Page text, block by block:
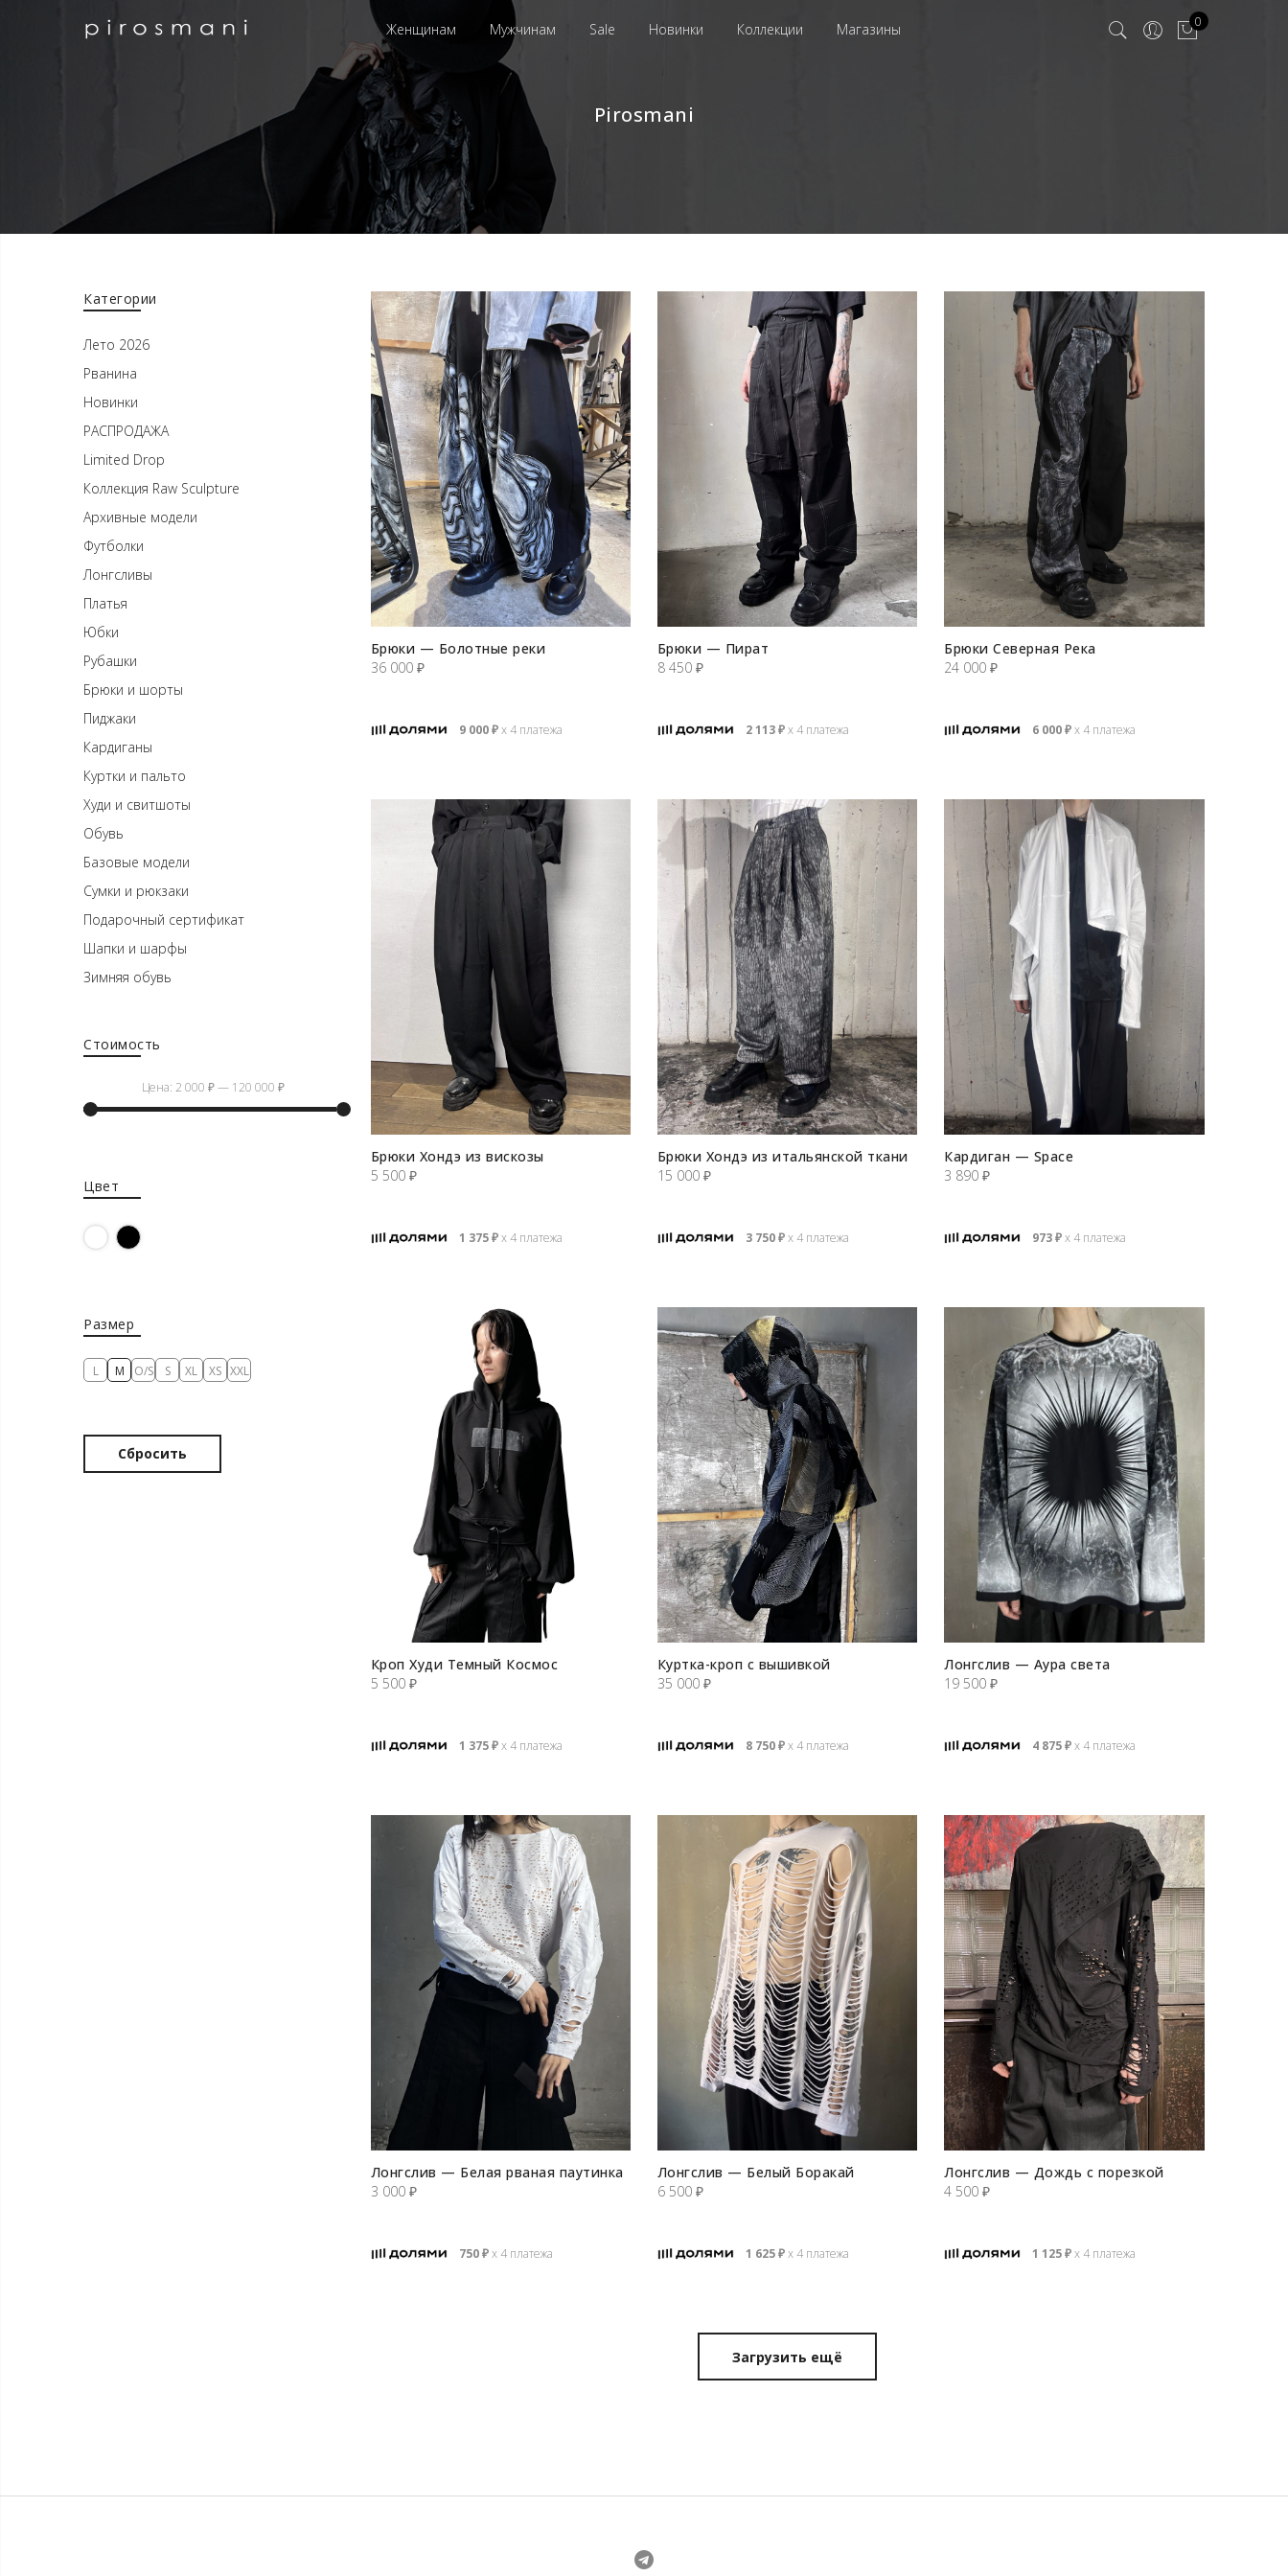
Женщинам Мужчинам Sale Новинки Коллекции Магазины 0
Pirosmani
Брюки — Болотные реки
36 000 ₽
9 000₽х 4 платежа
Брюки — Пират
8 450 ₽
2 113₽х 4 платежа
Брюки Северная Река
24 000₽
6 000₽х 4 платежа
Брюки Хондэ из вискозы
5 500 ₽
1 375₽х 4 платежа
Брюки Хондэ из итальянской ткани
15 000 ₽
3 750₽х 4 платежа
Кардиган — Space
3 890₽
973₽х 4 платежа
Кроп Худи Темный Космос
5 500 ₽
1 375₽х 4 платежа
Куртка-кроп с вышивкой
35 000 ₽
8 750₽х 4 платежа
Лонгслив — Аура света
19 500₽
4 875₽х 4 платежа
Лонгслив — Белая рваная паутинка
3 000 ₽
750₽х 4 платежа
Лонгслив — Белый Боракай
6 500 ₽
1 625₽х 4 платежа
Лонгслив — Дождь с порезкой
4 500₽
1 125₽х 4 платежа
Категории
Лето 2026
Рванина
Новинки
РАСПРОДАЖА
Limited Drop
Коллекция Raw Sculpture
Архивные модели
Футболки
Лонгсливы
Платья
Юбки
Рубашки
Брюки и шорты
Пиджаки
Кардиганы
Куртки и пальто
Худи и свитшоты
Обувь
Базовые модели
Сумки и рюкзаки
Подарочный сертификат
Шапки и шарфы
Зимняя обувь
Стоимость
Цена:2 000 ₽— 120 000 ₽
Цвет
БелыйЧерный
Размер
L M O/S S XL XS XXL
Сбросить